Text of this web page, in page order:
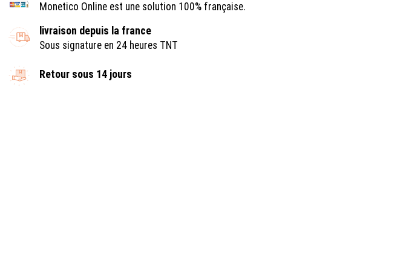
Monetico Online est une solution 100% française.
livraison depuis la france
Sous signature en 24 heures TNT
Retour sous 14 jours